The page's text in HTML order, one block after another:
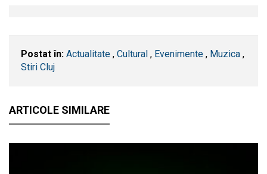
Postat în: Actualitate , Cultural , Evenimente , Muzica ,
Stiri Cluj
ARTICOLE SIMILARE